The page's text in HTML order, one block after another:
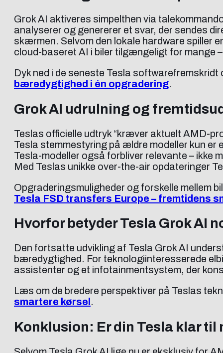
Grok AI aktiveres simpelthen via
analyserer og genererer et svar, der sendes
skærmen. Selvom den lokale hardware spiller
cloud-baseret AI i biler tilgængeligt for mange
Dyk ned i de seneste Tesla
bæredygtighed i én opgradering.
Grok AI udrulning og
Teslas officielle udtryk “kræver aktuelt AMD-
Tesla stemmestyring på ældre modeller kun
Tesla-modeller også forbliver relevante – ikke
Med Teslas unikke over-the-air opdateringer
Opgraderingsmuligheder og forskelle mellem
Tesla FSD transfers Europe – fremtidens
Hvorfor betyder Tesla Grok AI
Den fortsatte udvikling af Tesla Grok AI
bæredygtighed. For teknologiinteresserede
assistenter og et infotainmentsystem, der
Læs om de bredere perspektiver på Teslas
smartere kørsel .
Konklusion: Er din Tesla klar